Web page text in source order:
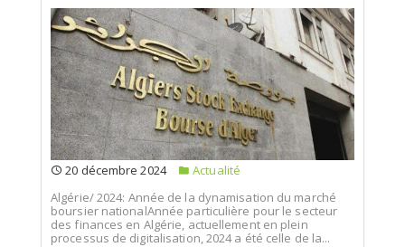
20 décembre 2024
Actualité
Algérie/ 2024: Année de la dynamisation du marché
boursier nationalAnnée particulière pour le secteur
des finances en Algérie, actuellement en plein
processus de digitalisation, 2024 a été celle de la...